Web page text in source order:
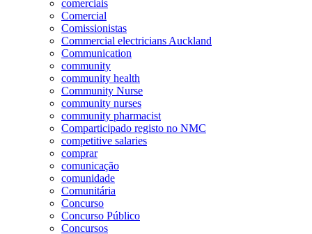
comerciais
Comercial
Comissionistas
Commercial electricians Auckland
Communication
community
community health
Community Nurse
community nurses
community pharmacist
Comparticipado registo no NMC
competitive salaries
comprar
comunicação
comunidade
Comunitária
Concurso
Concurso Público
Concursos